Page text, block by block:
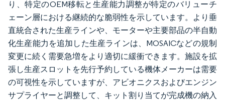
り、特定のOEM移転と生産能力調整が特定のバリューチ
ェーン層における継続的な脆弱性を示しています。より垂
直統合された生産ラインや、モーターや主要部品の半自動
化生産能力を追加した生産ラインは、MOSAICなどの規制
変更に続く需要急増をより適切に緩衝できます。施設を拡
張し生産スロットを先行予約している機体メーカーは需要
の可視性を示していますが、アビオニクスおよびエンジン
サプライヤーと調整して、キット割り当てが完成機の納入